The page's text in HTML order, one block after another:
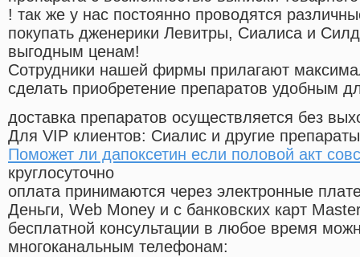
! так же у нас постоянно проводятся
покупать дженерики Левитры, Сиалиса и
выгодным ценам!
Cотрудники нашей фирмы прилагают
сделать приобретение препаратов удобным
доставка препаратов осуществляется без
Для VIP клиентов: Сиалис и другие
Поможет ли дапоксетин если половой акт
круглосуточно
оплата принимаются через электронные
Деньги, Web Money и с банковских карт
бесплатной консультации в любое время
многоканальным телефонам: